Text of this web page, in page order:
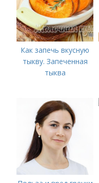
Как запечь вкусную
тыкву. Запеченная
тыква